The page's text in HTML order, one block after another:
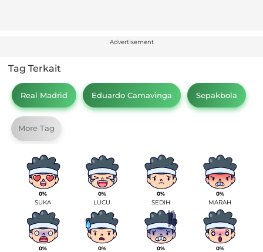
Advertisement
Tag Terkait
Real Madrid Eduardo Camavinga Sepakbola
More Tag
0%
SUKA
0%
LUCU
0%
SEDIH
0%
MARAH
0% 0% 0% 0%